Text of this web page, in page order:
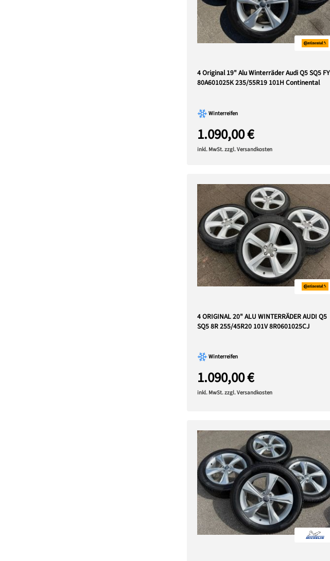
4 Original 19" Alu Winterräder Audi Q5 SQ5 FY
80A601025K 235/55R19 101H Continental
Winterreifen
1.090,00 €
inkl. MwSt. zzgl. Versandkosten
4 ORIGINAL 20" ALU WINTERRÄDER AUDI Q5
SQ5 8R 255/45R20 101V 8R0601025CJ
Winterreifen
1.090,00 €
inkl. MwSt. zzgl. Versandkosten